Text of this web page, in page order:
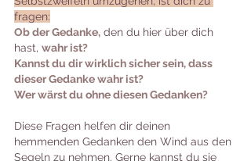
fragen:
Ob der Gedanke, den du hier über dich
hast, wahr ist?
Kannst du dir wirklich sicher sein, dass
dieser Gedanke wahr ist?
Wer wärst du ohne diesen Gedanken?
Diese Fragen helfen dir deinen
hemmenden Gedanken den Wind aus den
Segeln zu nehmen. Gerne kannst du sie